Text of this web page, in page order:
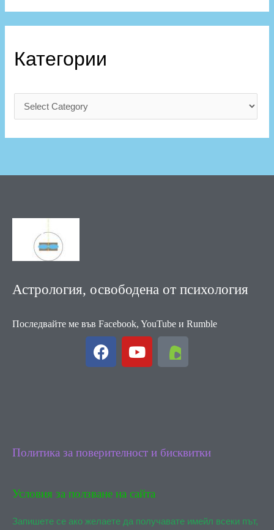
Категории
Астрология, освободена от психология
Последвайте ме във Facebook, YouTube и Rumble
F
a
k
Y
o
Политика за поверителност и бисквитки
Условия за ползване на сайта
Запишете се ако желаете да получавате имейл всеки път,